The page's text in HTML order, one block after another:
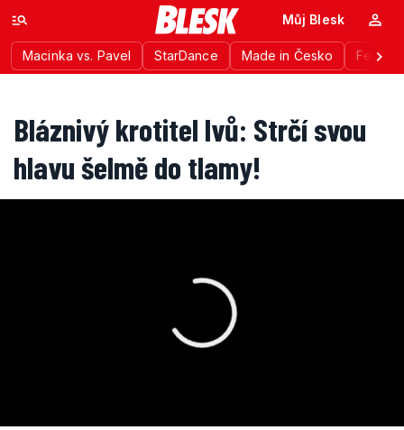
Macinka vs. Pavel StarDance Made in Česko
Můj Blesk
Bláznivý krotitel lvů: Strčí svou
hlavu šelmě do tlamy!